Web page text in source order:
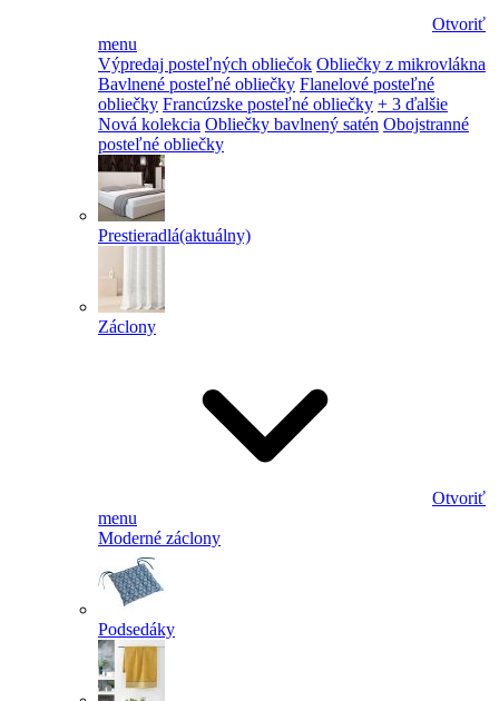
Otvoriť
menu
Výpredaj posteľných obliečok Obliečky z mikrovlákna
Bavlnené posteľné obliečky Flanelové posteľné
obliečky Francúzske posteľné obliečky + 3 ďalšie
Nová kolekcia Obliečky bavlnený satén Obojstranné
posteľné obliečky
Prestieradlá(aktuálny)
Záclony
Otvoriť
menu
Moderné záclony
Podsedáky